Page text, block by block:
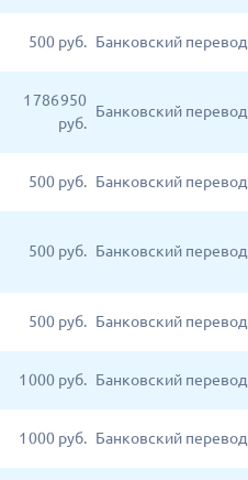
500 руб. Банковский перевод
1 786 950
руб.
Банковский перевод
500 руб. Банковский перевод
500 руб. Банковский перевод
500 руб. Банковский перевод
1 000 руб. Банковский перевод
1 000 руб. Банковский перевод